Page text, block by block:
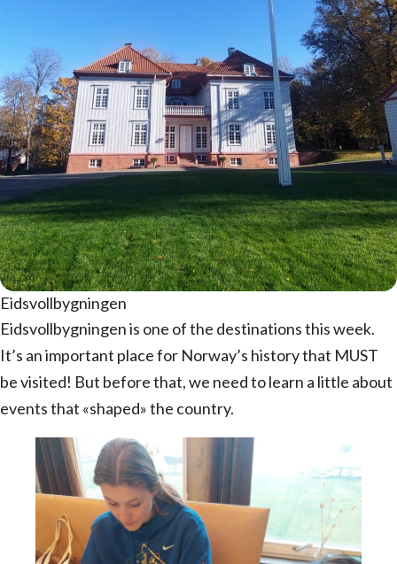
Eidsvollbygningen
Eidsvollbygningen is one of the destinations this week.
It’s an important place for Norway’s history that MUST
be visited! But before that, we need to learn a little about
events that «shaped» the country.